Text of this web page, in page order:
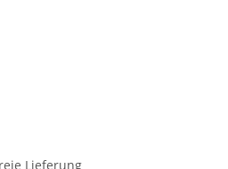
Lieferung